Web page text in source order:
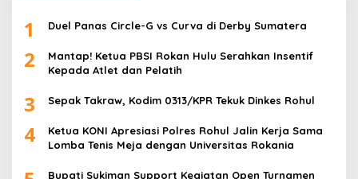
1 Duel Panas Circle-G vs Curva di Derby Sumatera
2
Mantap! Ketua PBSI Rokan Hulu Serahkan Insentif
Kepada Atlet dan Pelatih
3 Sepak Takraw, Kodim 0313/KPR Tekuk Dinkes Rohul
4
Ketua KONI Apresiasi Polres Rohul Jalin Kerja Sama
Lomba Tenis Meja dengan Universitas Rokania
Bupati Sukiman Support Kegiatan Open Turnamen